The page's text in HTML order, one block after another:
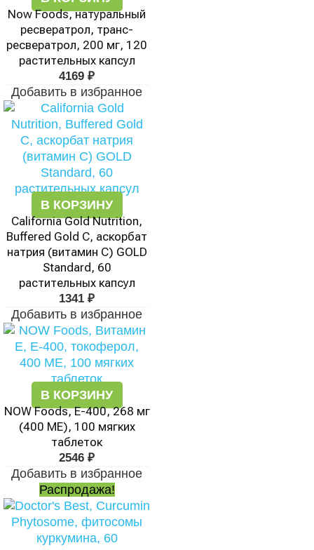
Now Foods, натуральный
ресвератрол, транс-
ресвератрол, 200 мг, 120
растительных капсул
4169 ₽
Добавить в избранное
В КОРЗИНУ
California Gold Nutrition,
Buffered Gold C, аскорбат
натрия (витамин C) GOLD
Standard, 60
растительных капсул
1341 ₽
Добавить в избранное
В КОРЗИНУ
NOW Foods, E-400, 268 мг
(400 МЕ), 100 мягких
таблеток
2546 ₽
Добавить в избранное
Распродажа!